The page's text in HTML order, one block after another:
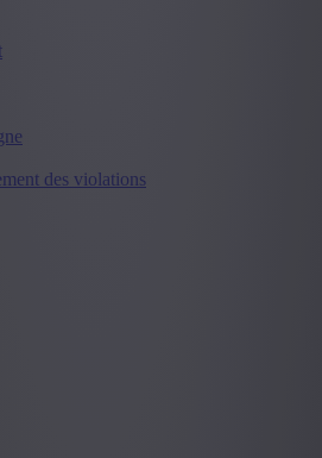
des violations